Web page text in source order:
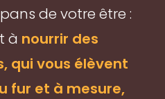
de votre être :
à nourrir des
qui vous élèvent
fur et à mesure,